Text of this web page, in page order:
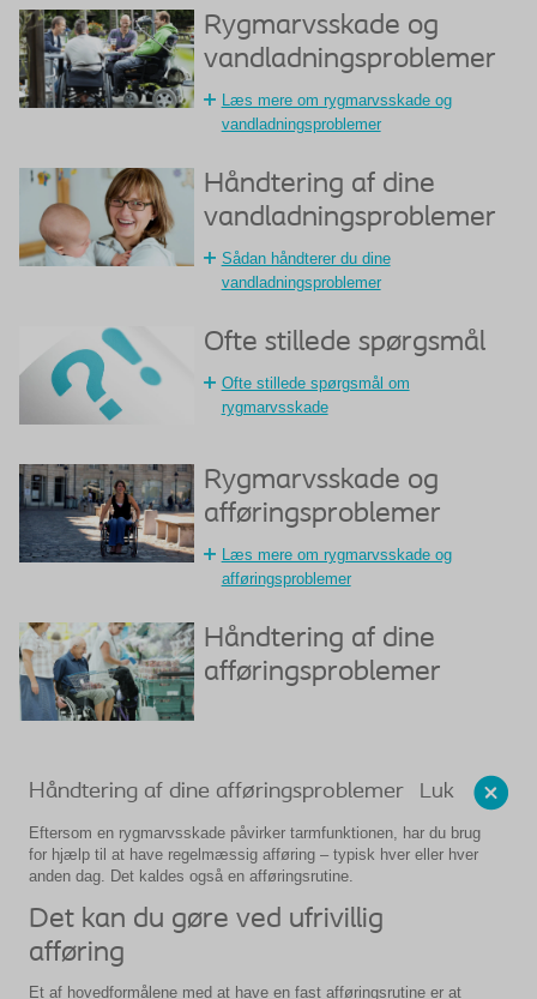
Rygmarvsskade og
vandladningsproblemer
Læs mere om rygmarvsskade og
vandladningsproblemer
Håndtering af dine
vandladningsproblemer
Sådan håndterer du dine
vandladningsproblemer
Ofte stillede spørgsmål
Ofte stillede spørgsmål om
rygmarvsskade
Rygmarvsskade og
afføringsproblemer
Læs mere om rygmarvsskade og
afføringsproblemer
Håndtering af dine
afføringsproblemer
Luk
Håndtering af dine afføringsproblemer
Eftersom en rygmarvsskade påvirker tarmfunktionen, har du brug
for hjælp til at have regelmæssig afføring – typisk hver eller hver
anden dag. Det kaldes også en afføringsrutine.
Det kan du gøre ved ufrivillig
afføring
Et af hovedformålene med at have en fast afføringsrutine er at